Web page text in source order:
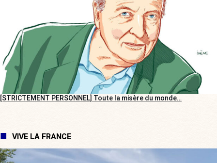
[STRICTEMENT PERSONNEL] Toute la misère du monde…
VIVE LA FRANCE